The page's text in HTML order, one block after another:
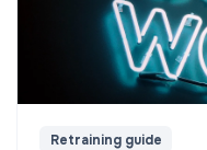
Retraining guide